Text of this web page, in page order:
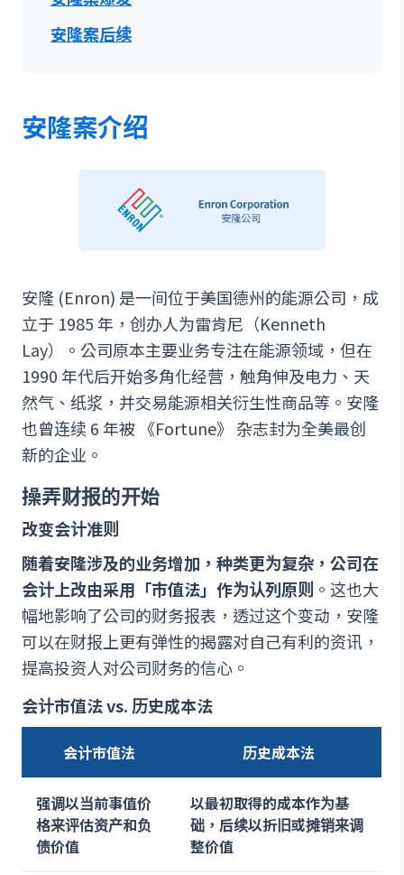
安隆案后续
安隆案介绍
安隆 (Enron) 是一间位于美国德州的能源公司，成
立于 1985 年，创办人为雷肯尼（Kenneth
Lay）。公司原本主要业务专注在能源领域，但在
1990 年代后开始多角化经营，触角伸及电力、天
然气、纸浆，并交易能源相关衍生性商品等。安隆
也曾连续 6 年被 《Fortune》 杂志封为全美最创
新的企业。
操弄财报的开始
改变会计准则
随着安隆涉及的业务增加，种类更为复杂，公司在
会计上改由采用「市值法」作为认列原则 。这也大
幅地影响了公司的财务报表，透过这个变动，安隆
可以在财报上更有弹性的揭露对自己有利的资讯，
提高投资人对公司财务的信心。
会计市值法 vs. 历史成本法
会计市值法 历史成本法
强调以当前事值价
格来评估资产和负
债价值
以最初取得的成本作为基
础，后续以折旧或摊销来调
整价值